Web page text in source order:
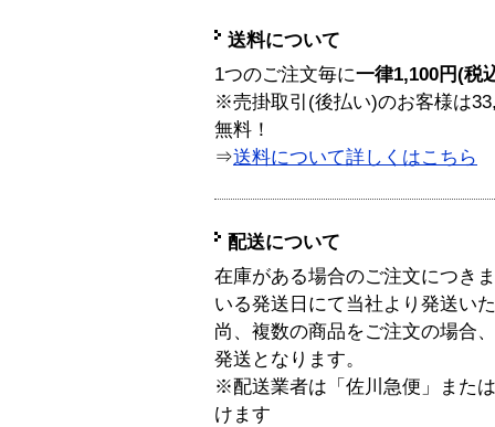
送料について
1つのご注文毎に一律1,100円(税
※売掛取引(後払い)のお客様は
無料！
⇒送料について詳しくはこちら
配送について
在庫がある場合のご注文につき
いる発送日にて当社より発送い
尚、複数の商品をご注文の場合
発送となります。
※配送業者は「佐川急便」また
けます